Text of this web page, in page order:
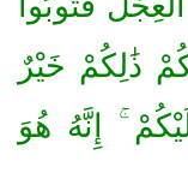
ذَٰلِكُمْ خَيْرٌ
إِنَّهُ هُوَ